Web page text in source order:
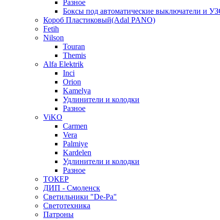
Разное
Боксы под автоматические выключатели и
Короб Пластиковый(Adal PANO)
Fetih
Nilson
Touran
Themis
Alfa Elektrik
Inci
Orion
Kamelya
Удлинители и колодки
Разное
ViKO
Carmen
Vera
Palmiye
Kardelen
Удлинители и колодки
Разное
ТОКЕР
ДИП - Смоленск
Светильники "De-Pa"
Светотехника
Патроны